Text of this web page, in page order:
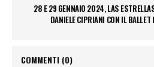
28 E 29 GENNAIO 2024, LAS
DANIELE CIPRIANI CON IL BALLET
COMMENTI (0)